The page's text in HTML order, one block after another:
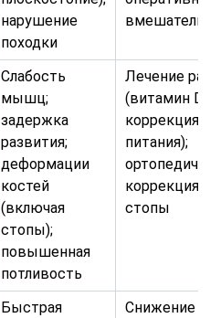
нарушение
походки
Слабость
мышц;
задержка
развития;
деформации
костей
(включая
стопы);
повышенная
потливость
Лечение
(витамин D,
коррекция
питания);
коррекция
стопы
Быстрая
Снижение